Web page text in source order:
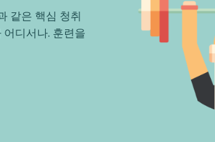
같은 핵심 청취
디서나. 훈련을